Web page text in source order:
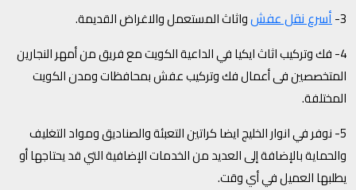
3- أسرع نقل عفشواثاث المستعمل والاغراض القديمة.
4- فك وتركيب اثاث ايكيا في الداعية الكويت مع فريق من أمهر النجارين
المتخصصين فى أعمال فك وتركيب عفش بمحافظات ومدن الكويت
المختلفة.
5- نوفر في انوار الخليج ايضا كراتين التعبئة والصناديق ومواد التغليف
والحماية بالإضافة إلى العديد من الخدمات الإضافية التي قد يحتاجها أو
يطلبها العميل في أي وقت.